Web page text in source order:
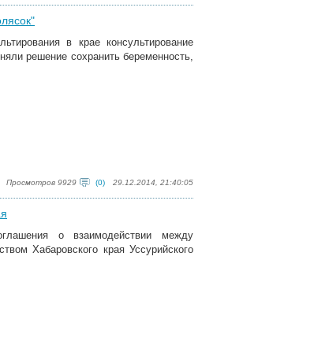
в крае консультирование
решение сохранить беременность,
Просмотров 9929 (0) 29.12.2014, 21:40:05
о взаимодействии между
Хабаровского края Уссурийского